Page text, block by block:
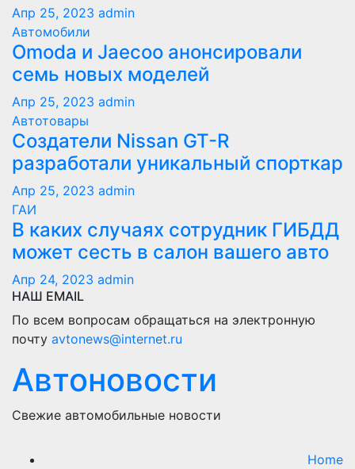
Апр 25, 2023 admin
Автомобили
Оmoda и Jaecoo анонсировали
семь новых моделей
Апр 25, 2023 admin
Автотовары
Создатели Nissan GT-R
разработали уникальный спорткар
Апр 25, 2023 admin
ГАИ
В каких случаях сотрудник ГИБДД
может сесть в салон вашего авто
Апр 24, 2023 admin
НАШ EMAIL
По всем вопросам обращаться на электронную
почту avtonews@internet.ru
Автоновости
Свежие автомобильные новости
Home